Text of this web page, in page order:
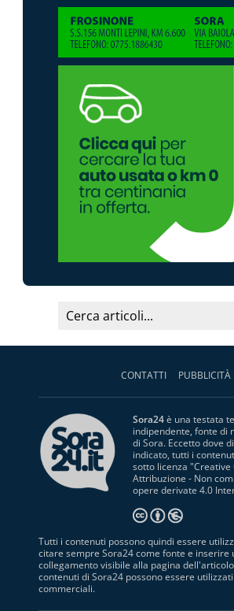
CONTATTI PUBBLICITÀ
Sora24è una testata
indipendente, fonte di
di Sora. Eccetto dove
indicato, tutti i
sotto licenza "Creative
Attribuzione - Non
opere derivate 4.0
Tutti i contenuti possono quindi essere
citare sempre Sora24 come fonte e inserire
collegamento visibile alla pagina
contenuti di Sora24 possono essere
commerciali.